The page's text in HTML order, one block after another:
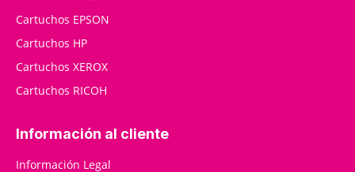
Cartuchos EPSON
Cartuchos HP
Cartuchos XEROX
Cartuchos RICOH
Información al cliente
Información Legal